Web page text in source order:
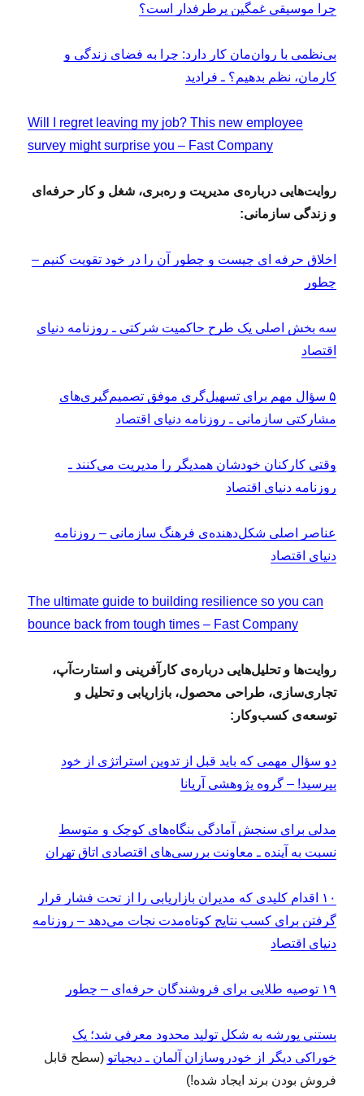
چرا موسیقی غمگین پرطرفدار است؟
بی‌نظمی با روان‌مان کار دارد: چرا به فضای زندگی و
کارمان، نظم بدهیم؟ ـ فرادید
Will I regret leaving my job? This new employee
survey might surprise you – Fast Company
روایت‌هایی درباره‌ی مدیریت و ره‌بری، شغل و کار حرفه‌ای
و زندگی سازمانی:
اخلاق حرفه ای چیست و چطور آن را در خود تقویت کنیم –
چطور
سه بخش اصلی یک طرح حاکمیت شرکتی ـ روزنامه دنیای
اقتصاد
۵ سؤال مهم برای تسهیل‌گری‌ موفق تصمیم‌گیری‌های
مشارکتی سازمانی ـ روزنامه دنیای اقتصاد
وقتی کارکنان خودشان همدیگر را مدیریت می‌کنند ـ
روزنامه دنیای اقتصاد
عناصر اصلی شکل‌‌دهنده‌ی فرهنگ سازمانی – روزنامه
دنیای اقتصاد
The ultimate guide to building resilience so you can
bounce back from tough times – Fast Company
روایت‌ها و تحلیل‌هایی درباره‌ی کارآفرینی و استارت‌آپ،
تجاری‌سازی، طراحی محصول، بازاریابی و تحلیل و
توسعه‌ی کسب‌وکار:
دو سؤال مهمی که باید قبل از تدوین استراتژی از خود
بپرسید! – گروه پژوهشی آریانا
مدلی برای سنجش آمادگی بنگاه‏‌های کوچک و متوسط
نسبت به آینده ـ معاونت بررسی‌های اقتصادی اتاق تهران
۱۰ اقدام کلیدی که مدیران بازاریابی را از تحت فشار قرار
گرفتن برای کسب نتایج کوتاه‌مدت نجات می‌دهد – روزنامه
دنیای اقتصاد
۱۹ توصیه طلایی برای فروشندگان حرفه‌ای – چطور
بستنی پورشه به شکل تولید محدود معرفی شد؛ یک
خوراکی دیگر از خودروسازان آلمان ـ دیجیاتو (سطح قابل
فروش بودن برند ایجاد شده!)